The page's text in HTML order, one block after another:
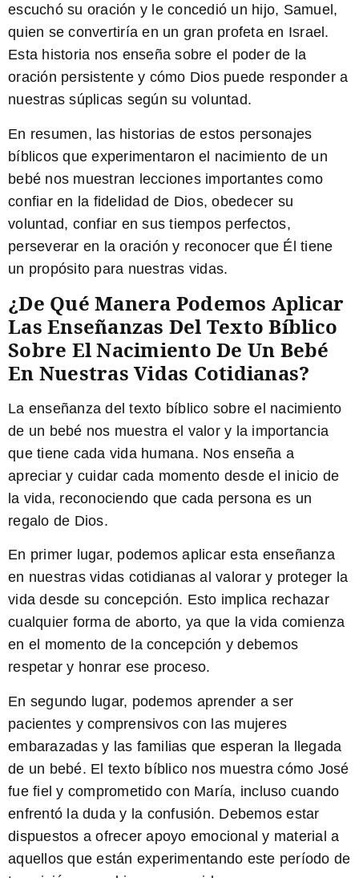
escuchó su oración y le concedió un hijo, Samuel,
quien se convertiría en un gran profeta en Israel.
Esta historia nos enseña sobre el poder de la
oración persistente y cómo Dios puede responder a
nuestras súplicas según su voluntad.
En resumen, las historias de estos personajes
bíblicos que experimentaron el nacimiento de un
bebé nos muestran lecciones importantes como
confiar en la fidelidad de Dios, obedecer su
voluntad, confiar en sus tiempos perfectos,
perseverar en la oración y reconocer que Él tiene
un propósito para nuestras vidas.
¿De Qué Manera Podemos Aplicar
Las Enseñanzas Del Texto Bíblico
Sobre El Nacimiento De Un Bebé
En Nuestras Vidas Cotidianas?
La enseñanza del texto bíblico sobre el nacimiento
de un bebé nos muestra el valor y la importancia
que tiene cada vida humana. Nos enseña a
apreciar y cuidar cada momento desde el inicio de
la vida, reconociendo que cada persona es un
regalo de Dios.
En primer lugar, podemos aplicar esta enseñanza
en nuestras vidas cotidianas al valorar y proteger la
vida desde su concepción. Esto implica rechazar
cualquier forma de aborto, ya que la vida comienza
en el momento de la concepción y debemos
respetar y honrar ese proceso.
En segundo lugar, podemos aprender a ser
pacientes y comprensivos con las mujeres
embarazadas y las familias que esperan la llegada
de un bebé. El texto bíblico nos muestra cómo José
fue fiel y comprometido con María, incluso cuando
enfrentó la duda y la confusión. Debemos estar
dispuestos a ofrecer apoyo emocional y material a
aquellos que están experimentando este período de